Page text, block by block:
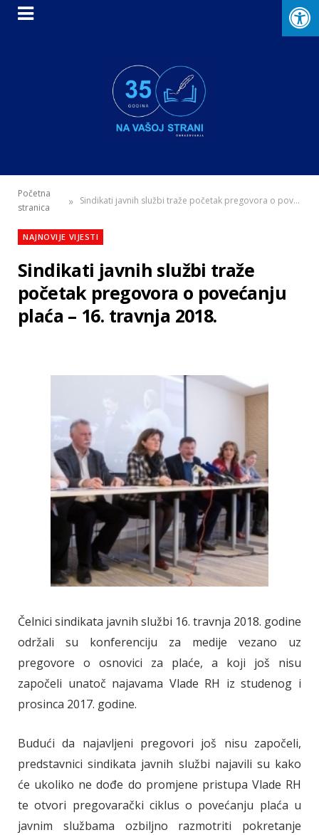
Početna
stranica
» Sindikati javnih službi traže početak pregovora o povećanju plaća – 16. travnja 2018.
NAJNOVIJE VIJESTI
Sindikati javnih službi traže
početak pregovora o povećanju
plaća – 16. travnja 2018.
Čelnici sindikata javnih službi 16. travnja 2018. godine
održali su konferenciju za medije vezano uz
pregovore o osnovici za plaće, a koji još nisu
započeli unatoč najavama Vlade RH iz studenog i
prosinca 2017. godine.
Budući da najavljeni pregovori još nisu započeli,
predstavnici sindikata javnih službi najavili su kako
će ukoliko ne dođe do promjene pristupa Vlade RH
te otvori pregovarački ciklus o povećanju plaća u
javnim službama ozbiljno razmotriti pokretanje